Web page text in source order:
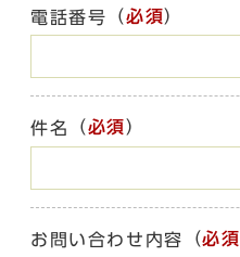
電話番号 （必須）
件名 （必須）
お問い合わせ内容 （必須